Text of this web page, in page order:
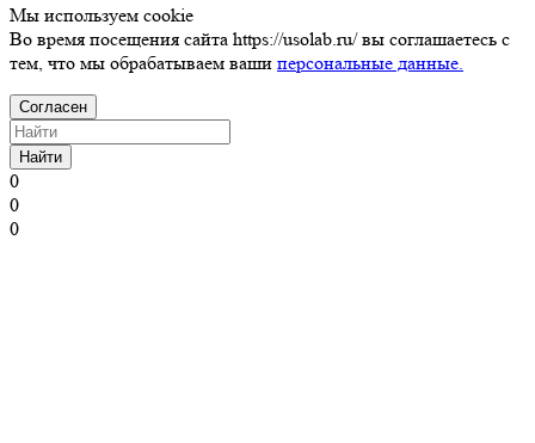
Мы используем cookie
Во время посещения сайта https://usolab.ru/ вы соглашаетесь с
тем, что мы обрабатываем ваши персональные данные.
Согласен
Найти
0
0
0